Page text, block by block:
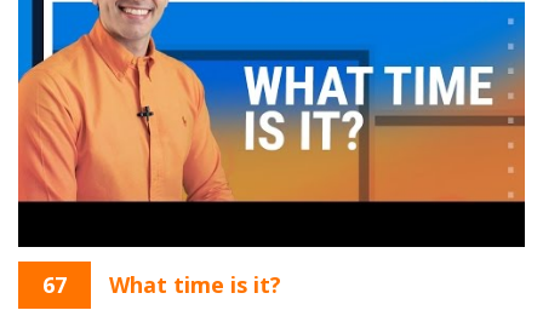
67 What time is it?